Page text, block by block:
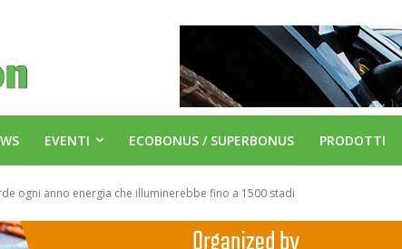
EVENTI ECOBONUS / SUPERBONUS PRODOTTI
ogni anno energia che illuminerebbe fino a 1500 stadi